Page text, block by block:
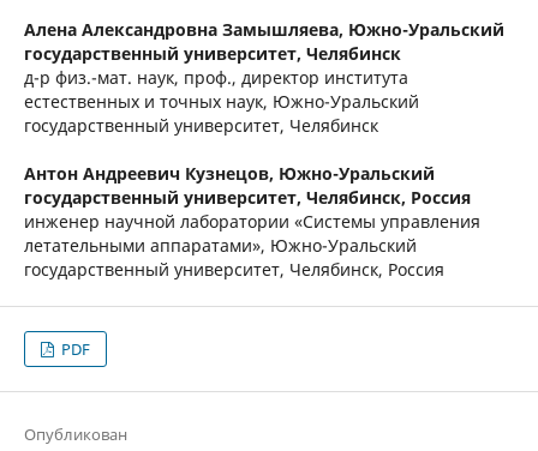
Алена Александровна Замышляева, Южно-Уральский
государственный университет, Челябинск
д-р физ.-мат. наук, проф., директор института
естественных и точных наук, Южно-Уральский
государственный университет, Челябинск
Антон Андреевич Кузнецов, Южно-Уральский
государственный университет, Челябинск, Россия
инженер научной лаборатории «Системы управления
летательными аппаратами», Южно-Уральский
государственный университет, Челябинск, Россия
PDF
Опубликован